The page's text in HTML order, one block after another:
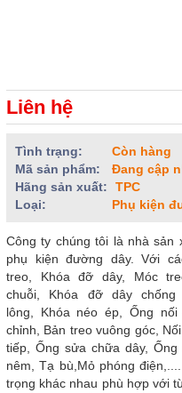
Liên hệ
Tình trạng:
Còn hàng
Mã sản phẩm:
Đang cập
Hãng sản xuất:
TPC
Loại:
Phụ kiện
Công ty chúng tôi là nhà sản
phụ kiện đường dây. Với
treo, Khóa đỡ dây, Móc
chuỗi, Khóa đỡ dây
lông, Khóa néo ép, Ống
chỉnh, Bản treo vuông góc,
tiếp, Ống sửa chữa dây,
nêm, Tạ bù,Mỏ phóng
trọng khác nhau phù hợp với